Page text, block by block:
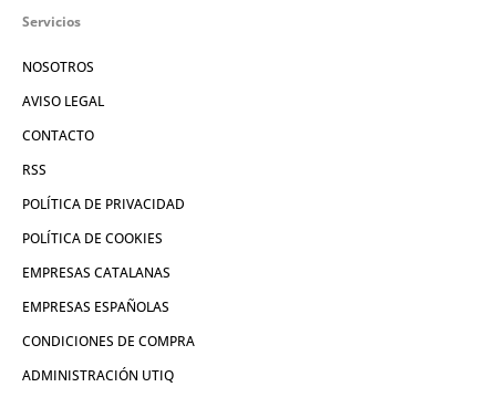
Servicios
NOSOTROS
AVISO LEGAL
CONTACTO
RSS
POLÍTICA DE PRIVACIDAD
POLÍTICA DE COOKIES
EMPRESAS CATALANAS
EMPRESAS ESPAÑOLAS
CONDICIONES DE COMPRA
ADMINISTRACIÓN UTIQ